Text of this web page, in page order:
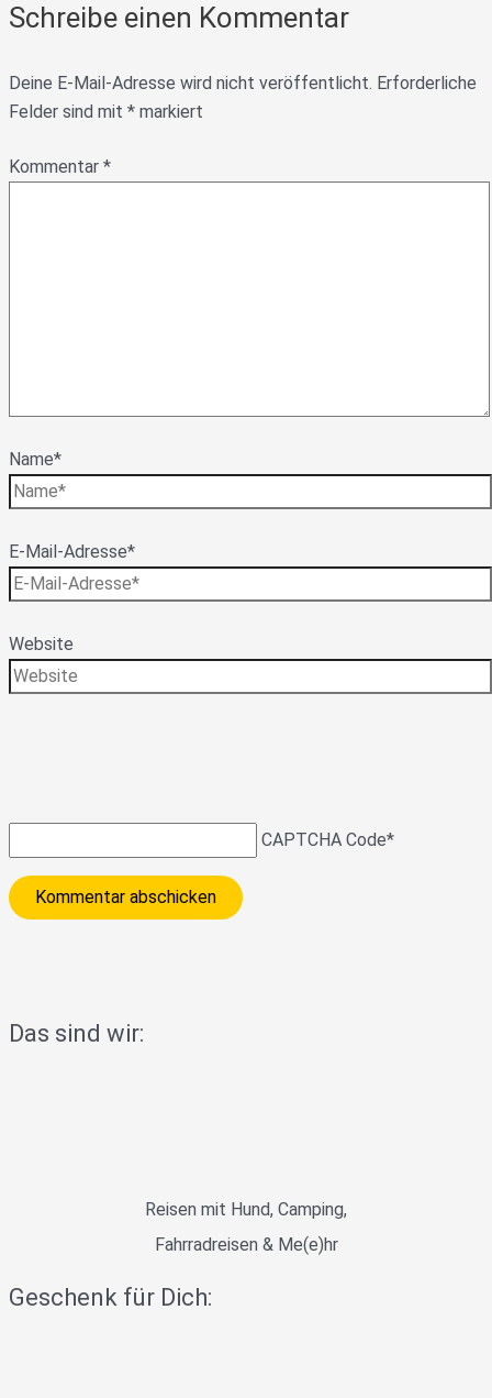
Schreibe einen Kommentar
Deine E-Mail-Adresse wird nicht veröffentlicht. Erforderliche
Felder sind mit * markiert
Kommentar *
Name*
E-Mail-Adresse*
Website
CAPTCHA Code*
Das sind wir:
Reisen mit Hund, Camping,
Fahrradreisen & Me(e)hr
Geschenk für Dich: